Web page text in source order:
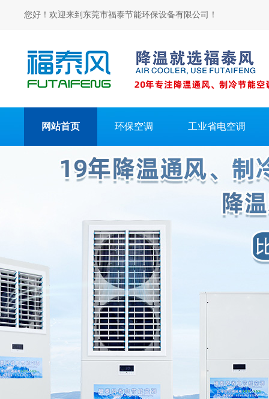
您好！欢迎来到东莞市福泰节能环保设备有限公司！
网站首页 环保空调 工业省电空调